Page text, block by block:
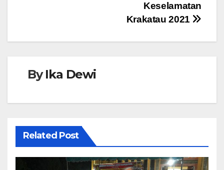
Keselamatan
Krakatau 2021
ByIka Dewi
Related Post